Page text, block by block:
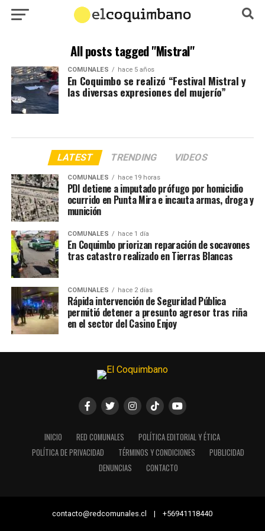
All posts tagged "Mistral"
COMUNALES hace 5 años
En Coquimbo se realizó “Festival Mistral y
las diversas expresiones del mujerío”
LATEST TRENDING VIDEOS
COMUNALES hace 19 horas
PDI detiene a imputado prófugo por homicidio
ocurrido en Punta Mira e incauta armas, droga y
munición
COMUNALES hace 1 día
En Coquimbo priorizan reparación de socavones
tras catastro realizado en Tierras Blancas
COMUNALES hace 2 días
Rápida intervención de Seguridad Pública
permitió detener a presunto agresor tras riña
en el sector del Casino Enjoy
INICIO RED COMUNALES
POLÍTICA EDITORIAL Y ÉTICA
POLÍTICA DE PRIVACIDAD
TÉRMINOS Y CONDICIONES
PUBLICIDAD
DENUNCIAS
CONTACTO
contacto@redcomunales.cl | +56941118440